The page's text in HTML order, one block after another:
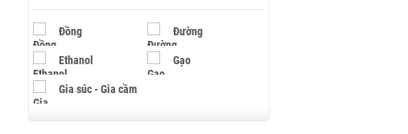
Đồng Đường
Ethanol Gạo
Gia súc - Gia cầm